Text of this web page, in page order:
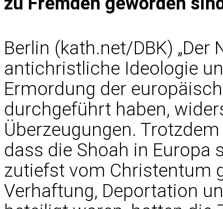
Berlin (kath.net/DBK)
antichristliche Ideologie
Ermordung der
durchgeführt haben,
Überzeugungen.
dass die Shoah in Europa
zutiefst vom Christentum
Verhaftung, Deportation